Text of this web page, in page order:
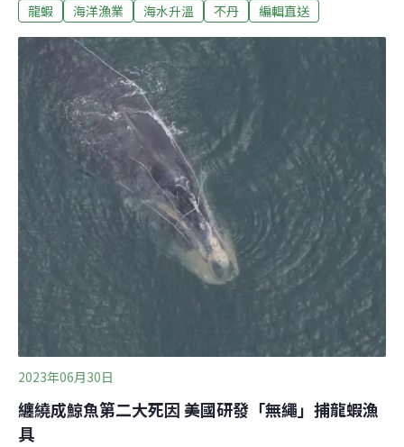
貴的一級保育類動物「無尾葉鼻蝠」生態，現場在拿起自
營碉堡，屏東縣文資所曾表示，已暫定為文化景觀、勒令
停工，友達光電則強調此處開發為生利能源，非友達子公
司。生利能源回應，積極落實文資遺構保存及活化計畫，
2021年與台灣蝙蝠協會到現地調查，案場內有48隻小蹄鼻
蝠屬於一般類，非長期棲息該處，另外並無發現保育類蝙
蝠。當時屏東縣農業處也表示將建議在案場設置公告與告
示牌，勸導民眾不要擅闖。 （公視新聞報導）雲林堆出15
萬噸垃圾山 產製燃料棒因法規限制消化不完
龍蝦 海洋漁業 海水升溫 不丹 編輯直送
2023年06月30日
纏繞成鯨魚第二大死因 美國研發「無繩」捕龍蝦漁
具